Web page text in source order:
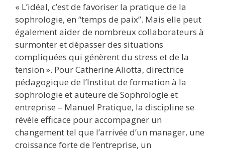
« L’idéal, c’est de favoriser la pratique de la
sophrologie, en “temps de paix”. Mais elle peut
également aider de nombreux collaborateurs à
surmonter et dépasser des situations
compliquées qui génèrent du stress et de la
tension ». Pour Catherine Aliotta, directrice
pédagogique de l’Institut de formation à la
sophrologie et auteure de Sophrologie et
entreprise – Manuel Pratique, la discipline se
révèle efficace pour accompagner un
changement tel que l’arrivée d’un manager, une
croissance forte de l’entreprise, un